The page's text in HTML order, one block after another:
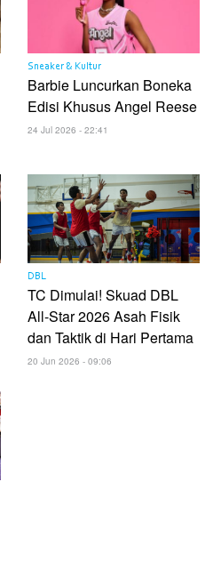
Sneaker & Kultur
Barbie Luncurkan Boneka
Edisi Khusus Angel Reese
24 Jul 2026 - 22:41
DBL
TC Dimulai! Skuad DBL
All-Star 2026 Asah Fisik
dan Taktik di Hari Pertama
20 Jun 2026 - 09:06